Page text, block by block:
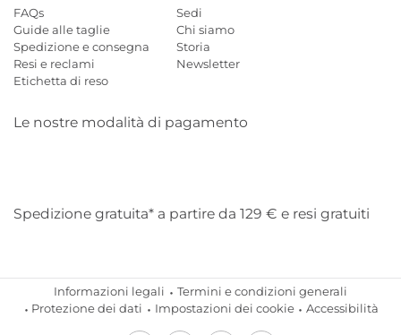
FAQs
Guide alle taglie
Spedizione e consegna
Resi e reclami
Etichetta di reso
Sedi
Chi siamo
Storia
Newsletter
Le nostre modalità di pagamento
Spedizione gratuita* a partire da 129 € e resi gratuiti
Informazioni legali
Termini e condizioni generali
Protezione dei dati
Impostazioni dei cookie Accessibilità